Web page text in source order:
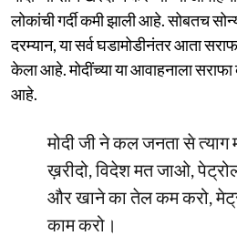
लोकांची गर्दी कमी झाली आहे. सोबतच
दरम्यान, या सर्व घडामोडीनंतर आता
केला आहे. मोदींच्या या आवाहनाला सराफा
आहे.
मोदी जी ने कल जनता से त्याग
ख़रीदो, विदेश मत जाओ,
और खाने का तेल कम करो,
काम करो।